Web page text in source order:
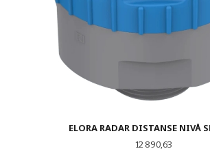
ELORA RADAR DISTANSE NIVÅ
Pris
12 890,63